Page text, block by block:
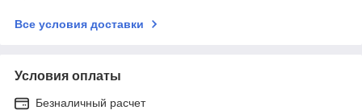
Все условия доставки
Условия оплаты
Безналичный расчет